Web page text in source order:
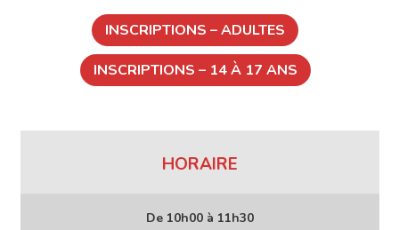
INSCRIPTIONS – ADULTES
INSCRIPTIONS – 14 À 17 ANS
HORAIRE
De 10h00 à 11h30